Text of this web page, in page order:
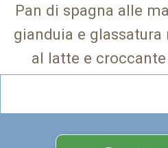
Pan di spagna alle
gianduia e
al latte e